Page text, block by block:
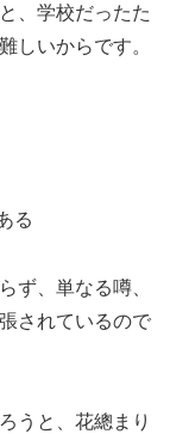
、学校だったた
しいからです。
る
ず、単なる噂、
されているので
うと、花總まり